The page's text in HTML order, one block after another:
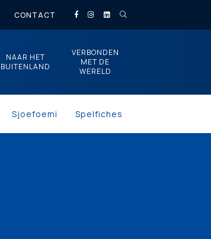
CONTACT
Sjoefoemi Spelfiches
NAAR HET
BUITENLAND
VERBONDEN
MET DE
WERELD